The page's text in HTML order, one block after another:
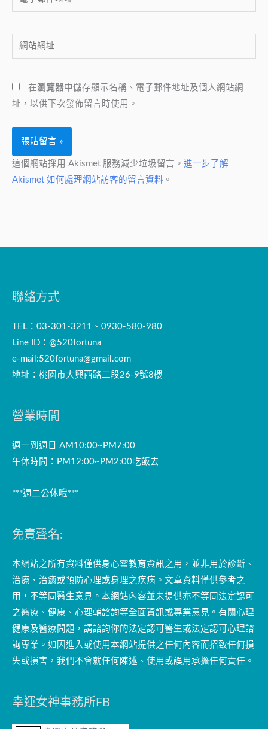
子
件
地
*
網
站
址
在瀏覽器中儲存顯示名稱、電子郵件地址及個人網站網
址，以供下次發佈留言時使用。
這個網站採用 Akismet 服務減少垃圾留言。 進一步了解
Akismet 如何處理網站訪客的留言資料 。
聯絡方式
TEL：03-301-3211、0930-580-980
Line ID：@520fortuna
e-mail:520fortuna@gmail.com
地址：桃園市大興西路二段26-9號8樓
營業時間
週一到週日 AM10:00~PM7:00
午休時間：PM12:00~PM2:00吃飯去
***週二公休哦***
免責聲名:
本網站之所有資料僅供身心靈教育資訊之用，並非用於診斷、
治療、治癒或預防心理或身理之疾病。文章資料僅供參考之
用，不等同醫生意見。本網站內容並未提供亦不等同法定認可
之醫療、健康、心理輔諮詢等全面資訊或專業意見。有關心理
健康及醫療問題，請諮詢你的法定認可醫生或法定認可心理諮
詢專業。如因進入或使用本網站提供之任何內容而招致任何損
失或損害，我們不會就任何陳述、使用或誤用承擔任何責任。
幸運女神事務所FB